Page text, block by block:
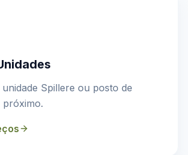
Spillere ou posto de
próximo.